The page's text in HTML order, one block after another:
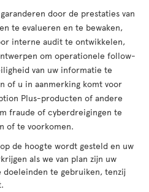
door de prestaties van
te evalueren en te bewaken,
interne audit te ontwikkelen,
om operationele follow-
van uw informatie te
of u in aanmerking komt voor
Plus-producten of andere
fraude of cyberdreigingen te
of te voorkomen.
de hoogte wordt gesteld en uw
als we van plan zijn uw
doeleinden te gebruiken, tenzij